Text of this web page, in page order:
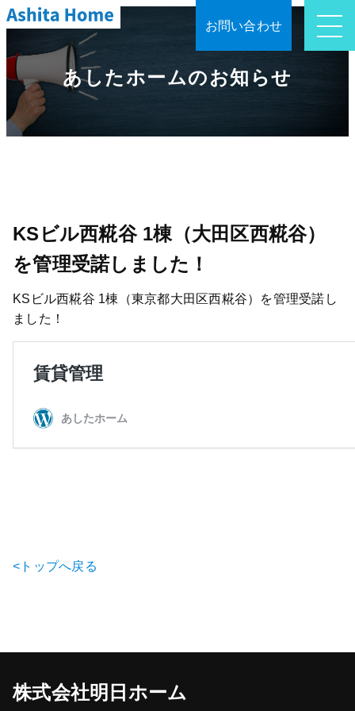
お問い合わせ
あしたホームのお知らせ
KSビル西糀谷 1棟（大田区西糀谷）
を管理受諾しました！
KSビル西糀谷 1棟（東京都大田区西糀谷）を管理受諾し
ました！
<トップへ戻る
株式会社明日ホーム